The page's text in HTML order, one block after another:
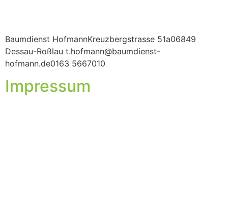
Baumdienst HofmannKreuzbergstrasse 51a06849
Dessau-Roßlau t.hofmann@baumdienst-
hofmann.de0163 5667010
Impressum